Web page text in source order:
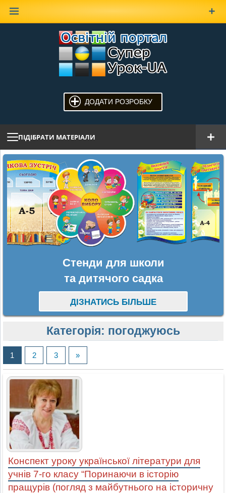
ДОДАТИ РОЗРОБКУ
ПІДІБРАТИ МАТЕРІАЛИ
Стенди для школи
та дитячого садка
ДІЗНАТИСЬ БІЛЬШЕ
Категорія: погоджуюсь
1 2 3 »
Конспект уроку української літератури для
учнів 7-го класу “Поринаючи в історію
пращурів (погляд з майбутнього на історичну